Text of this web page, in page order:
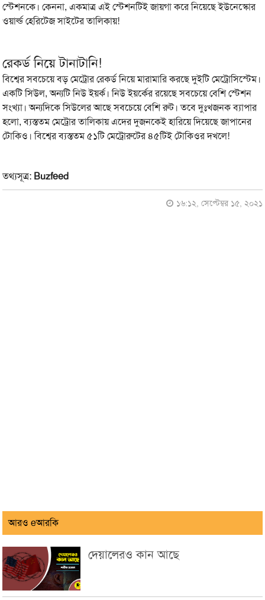
স্টেশনকে। কেননা, একমাত্র এই স্টেশনটিই জায়গা করে নিয়েছে ইউনেস্কোর
ওয়ার্ল্ড হেরিটেজ সাইটের তালিকায়!
রেকর্ড নিয়ে টানাটানি!
বিশ্বের সবচেয়ে বড় মেট্রোর রেকর্ড নিয়ে মারামারি করছে দুইটি মেট্রোসিস্টেম।
একটি সিউল, অন্যটি নিউ ইয়র্ক। নিউ ইয়র্কের রয়েছে সবচেয়ে বেশি স্টেশন
সংখ্যা। অন্যদিকে সিউলের আছে সবচেয়ে বেশি রুট। তবে দুঃখজনক ব্যাপার
হলো, ব্যস্ততম মেট্রোর তালিকায় এদের দুজনকেই হারিয়ে দিয়েছে জাপানের
টোকিও। বিশ্বের ব্যস্ততম ৫১টি মেট্রোরুটের ৪৫টিই টোকিওর দখলে!
তথ্যসূত্র: Buzfeed
১৬:১২, সেপ্টেম্বর ১৫, ২০২১
আরও eআরকি
দেয়ালেরও কান আছে